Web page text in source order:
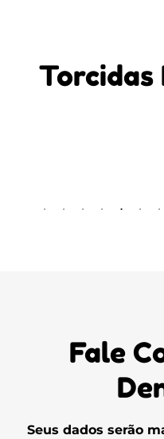
Torcidas
Fale
Seus dados serão